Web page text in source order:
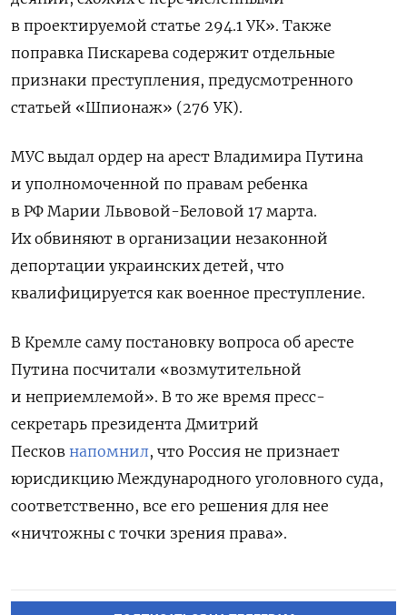
в проектируемой статье 294.1 УК». Также
поправка Пискарева содержит отдельные
признаки преступления, предусмотренного
статьей «Шпионаж» (276 УК).
МУС выдал ордер на арест Владимира Путина
и уполномоченной по правам ребенка
в РФ Марии Львовой-Беловой 17 марта.
Их обвиняют в организации незаконной
депортации украинских детей, что
квалифицируется как военное преступление.
В Кремле саму постановку вопроса об аресте
Путина посчитали «возмутительной
и неприемлемой». В то же время пресс-
секретарь президента Дмитрий
Песков напомнил, что Россия не признает
юрисдикцию Международного уголовного суда,
соответственно, все его решения для нее
«ничтожны с точки зрения права».